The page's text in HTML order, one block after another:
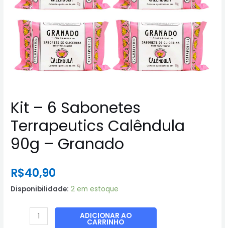
Kit – 6 Sabonetes
Terrapeutics Calêndula
90g – Granado
R$40,90
Disponibilidade: 2 em estoque
ADICIONAR AO
CARRINHO